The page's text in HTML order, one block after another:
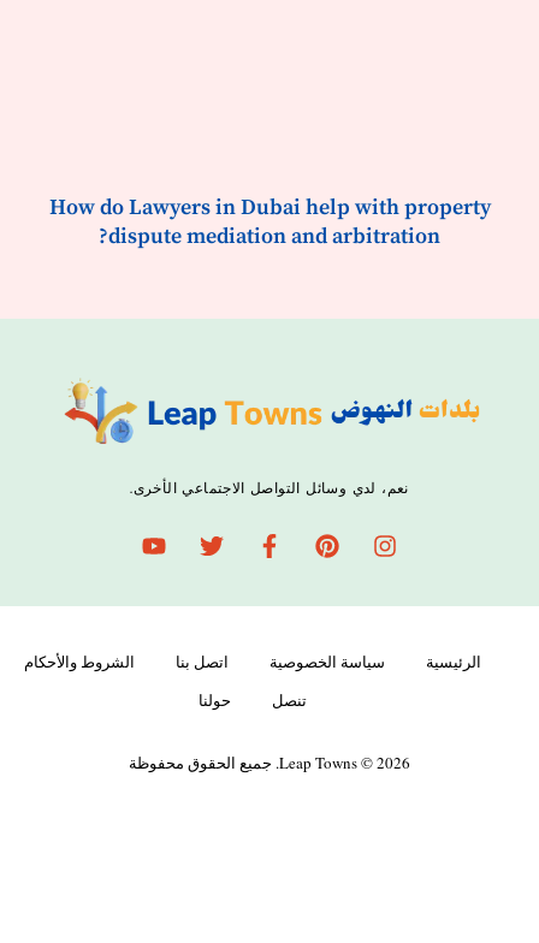
How do Lawyers in Dubai help with property
dispute mediation and arbitration?
نعم، لدي وسائل التواصل الاجتماعي الأخرى.
الرئيسية سياسة الخصوصية اتصل بنا
الشروط والأحكام
تنصل
Leap Towns © 2026. جميع الحقوق محفوظة